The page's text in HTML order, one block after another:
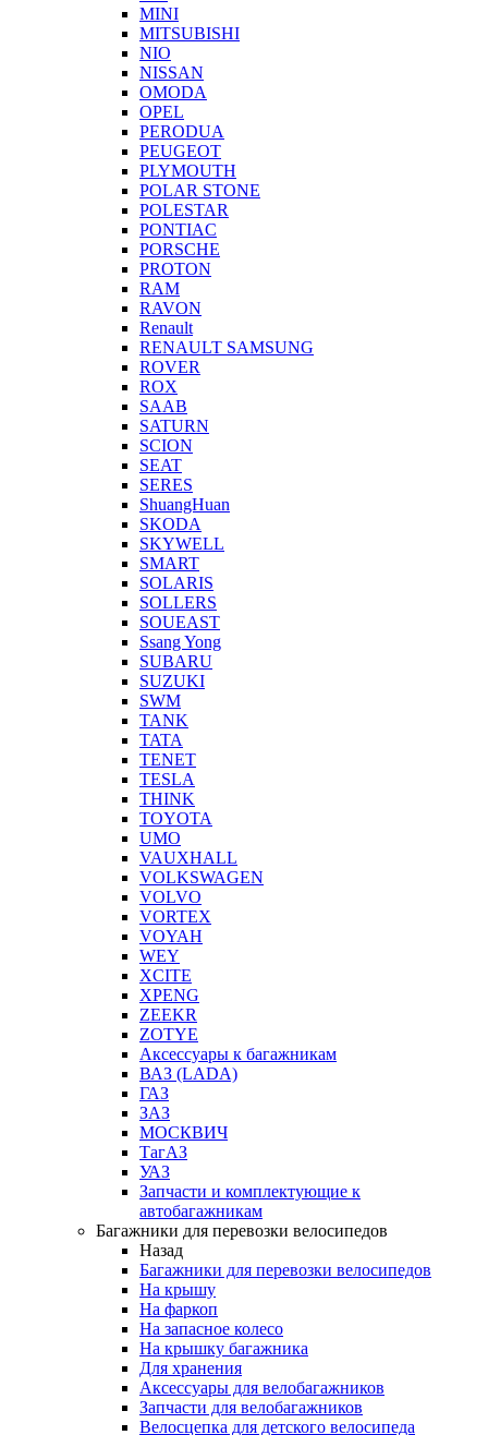
MINI
MITSUBISHI
NIO
NISSAN
OMODA
OPEL
PERODUA
PEUGEOT
PLYMOUTH
POLAR STONE
POLESTAR
PONTIAC
PORSCHE
PROTON
RAM
RAVON
Renault
RENAULT SAMSUNG
ROVER
ROX
SAAB
SATURN
SCION
SEAT
SERES
ShuangHuan
SKODA
SKYWELL
SMART
SOLARIS
SOLLERS
SOUEAST
Ssang Yong
SUBARU
SUZUKI
SWM
TANK
TATA
TENET
TESLA
THINK
TOYOTA
UMO
VAUXHALL
VOLKSWAGEN
VOLVO
VORTEX
VOYAH
WEY
XCITE
XPENG
ZEEKR
ZOTYE
Аксессуары к багажникам
ВАЗ (LADA)
ГАЗ
ЗАЗ
МОСКВИЧ
ТагАЗ
УАЗ
Запчасти и комплектующие к
автобагажникам
Багажники для перевозки велосипедов
Назад
Багажники для перевозки велосипедов
На крышу
На фаркоп
На запасное колесо
На крышку багажника
Для хранения
Аксессуары для велобагажников
Запчасти для велобагажников
Велосцепка для детского велосипеда